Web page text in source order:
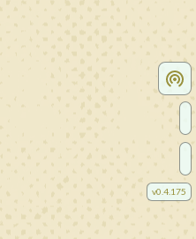
v0.4.175